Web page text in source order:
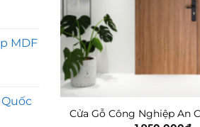
MDF
Cửa Gỗ Công Nghiệp An